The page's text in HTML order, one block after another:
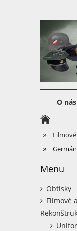
O nás
»
»
Menu
Obtisky
Filmové